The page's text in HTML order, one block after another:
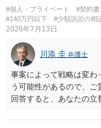
ても回答は異なるかもし
本的に贈与に該当する場
当方に返金の理屈がある
た金額について、裏付け
身元の特定、返金の理
からスタートすることに
ことの立証は簡単では
返金交渉で有利になる可
に難しいところがあり
署に被害相談をするよ
#個人・プライベート #契約書
#140万円以下
#少額訴訟の相
2026年7月13日
川添 圭 弁護士
事案によって戦略は変わ
う可能性があるので、
回答すると、あなたの
と、もし異議申立てがな